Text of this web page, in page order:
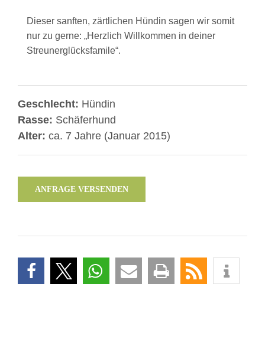
Dieser sanften, zärtlichen Hündin sagen wir somit
nur zu gerne: „Herzlich Willkommen in deiner
Streunerglücksfamile“.
Geschlecht: Hündin
Rasse: Schäferhund
Alter: ca. 7 Jahre (Januar 2015)
ANFRAGE VERSENDEN